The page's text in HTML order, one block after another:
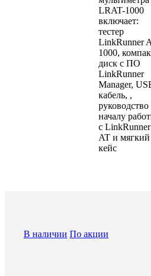
LRAT-1000
включает:
тестер
LinkRunner
1000,
диск с ПО
LinkRunner
Manager,
кабель, ,
началу
с LinkRunner
AT и мягкий
кейс
В наличии По акции